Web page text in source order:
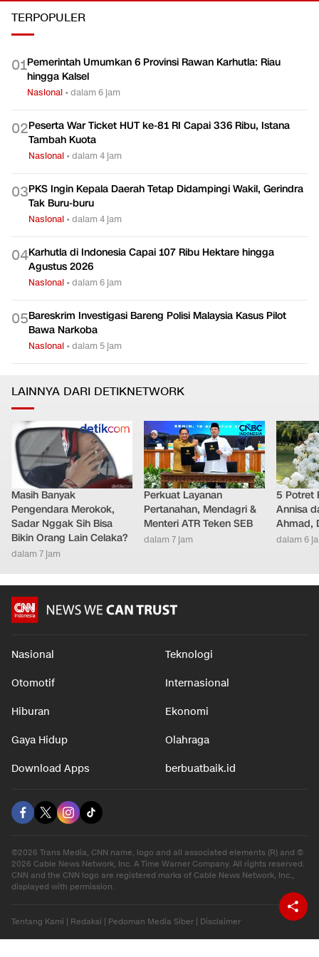
TERPOPULER
01Pemerintah Umumkan 6 Provinsi Rawan Karhutla: Riau
hingga Kalsel
Nasional •dalam 6 jam
02Peserta War Ticket HUT ke-81 RI Capai 336 Ribu, Istana
Tambah Kuota
Nasional •dalam 4 jam
03PKS Ingin Kepala Daerah Tetap Didampingi Wakil, Gerindra
Tak Buru-buru
Nasional •dalam 4 jam
04Karhutla di Indonesia Capai 107 Ribu Hektare hingga
Agustus 2026
Nasional •dalam 6 jam
05Bareskrim Investigasi Bareng Polisi Malaysia Kasus Pilot
Bawa Narkoba
Nasional •dalam 5 jam
LAINNYA DARI DETIKNETWORK
Masih Banyak
Pengendara Merokok,
Sadar Nggak Sih Bisa
Bikin Orang Lain Celaka?
dalam 7 jam
Perkuat Layanan
Pertanahan, Mendagri &
Menteri ATR Teken SEB
dalam 7 jam
5 Potret
Annisa
Ahmad,
dalam 6
Nasional Teknologi
Otomotif Internasional
Hiburan Ekonomi
Gaya Hidup Olahraga
Download Apps berbuatbaik.id
©2026 Trans Media, CNN name, logo and all associated elements (R) and ©
2026 Cable News Network, Inc. A Time Warner Company. All rights reserved.
CNN and the CNN logo are registered marks of Cable News Network, Inc.,
displayed with permission.
Tentang Kami Redaksi Pedoman Media Siber Disclaimer